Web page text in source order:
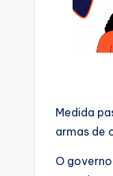
Medida
armas de
O